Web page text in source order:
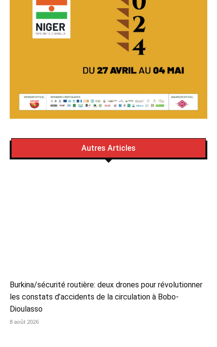
Autres Articles
Burkina/sécurité routière: deux drones pour révolutionner
les constats d’accidents de la circulation à Bobo-
Dioulasso
8 août 2026